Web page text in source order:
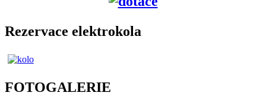
Rezervace elektrokola
FOTOGALERIE